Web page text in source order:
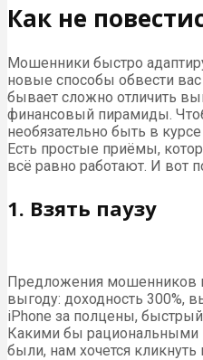
Как не
Мошенники быстро
новые способы обвести
бывает сложно отличить
финансовый пирамиды.
необязательно быть в
Есть простые приёмы,
всё равно работают. И вот
1. Взять паузу
Предложения мошенников
выгоду: доходность 300%,
iPhone за полцены, быстрый
Какими бы
были, нам хочется кликнуть